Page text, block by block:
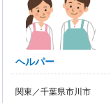
ヘルパー
関東／千葉県市川市